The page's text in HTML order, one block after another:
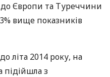
до Європи та Туреччини
вище показників
літа 2014 року, на
підійшла з